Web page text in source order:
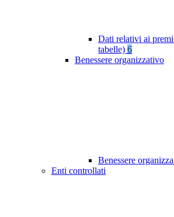
Dati relativi ai
tabelle) 6
Benessere organizzativo
Benessere
Enti controllati